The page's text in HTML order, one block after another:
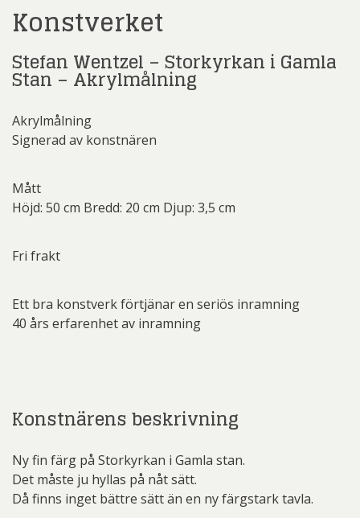
Konstverket
Stefan Wentzel – Storkyrkan i Gamla
Stan – Akrylmålning
Akrylmålning
Signerad av konstnären
Mått
Höjd: 50 cm Bredd: 20 cm Djup: 3,5 cm
Fri frakt
Ett bra konstverk förtjänar en seriös inramning
40 års erfarenhet av inramning
Konstnärens beskrivning
Ny fin färg på Storkyrkan i Gamla stan.
Det måste ju hyllas på nåt sätt.
Då finns inget bättre sätt än en ny färgstark tavla.